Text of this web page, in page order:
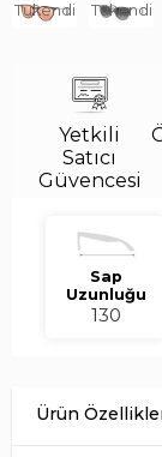
Tükendi Tükendi
Yetkili
Satıcı
Güvencesi
Sap
Uzunluğu
130